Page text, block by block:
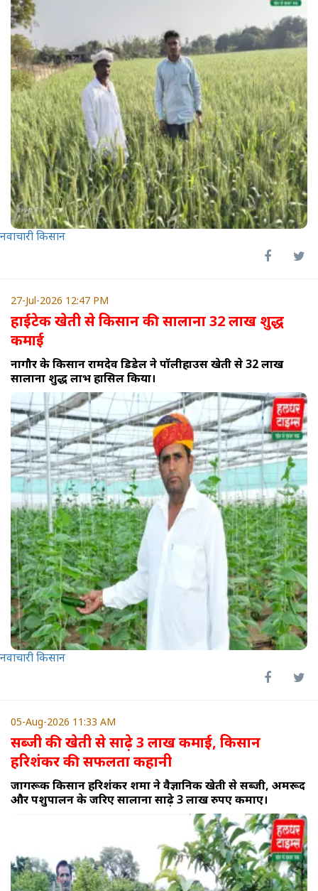
नवाचारी किसान
27-Jul-2026 12:47 PM
हाईटेक खेती से किसान की सालाना 32 लाख शुद्ध
कमाई
नागौर के किसान रामदेव डिडेल ने पॉलीहाउस खेती से 32 लाख
सालाना शुद्ध लाभ हासिल किया।
नवाचारी किसान
05-Aug-2026 11:33 AM
सब्जी की खेती से साढ़े 3 लाख कमाई, किसान
हरिशंकर की सफलता कहानी
जागरूक किसान हरिशंकर शर्मा ने वैज्ञानिक खेती से सब्जी, अमरूद
और पशुपालन के जरिए सालाना साढ़े 3 लाख रुपए कमाए।